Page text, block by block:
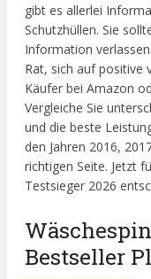
gibt es allerlei
Schutzhüllen. Sie
Information
Rat, sich auf positive
Käufer bei Amazon
Vergleiche Sie
und die beste
den Jahren 2016,
richtigen Seite. Jetzt
Testsieger 2026
Bestseller